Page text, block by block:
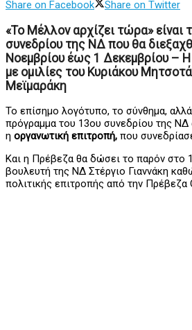
Share on Facebook
Share on Twitter
«Το Μέλλον αρχίζει τώρα» είναι
συνεδρίου της ΝΔ που θα
Νοεμβρίου έως 1 Δεκεμβρίου –
με ομιλίες του Κυριάκου
Μεϊμαράκη
Το επίσημο λογότυπο, το σύνθημα, αλλά
πρόγραμμα του 13ου συνεδρίου της
η οργανωτική επιτροπή, που
Και η Πρέβεζα θα δώσει το παρόν στο
βουλευτή της ΝΔ Στέργιο Γιαννάκη
πολιτικής επιτροπής από την Πρέβεζα